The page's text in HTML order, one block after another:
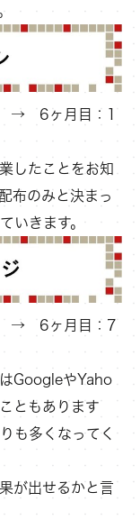
→ 6ヶ月目：1
したことをお知
布のみと決まっ
いきます。
→ 6ヶ月目：7
GoogleやYaho
ともあります
も多くなってく
が出せるかと言